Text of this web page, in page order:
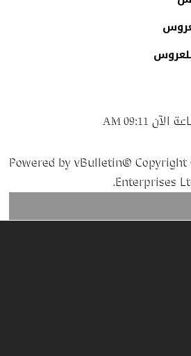
الآن 09:11 AM
Powered by vBulletin® Copyright
Enterprises